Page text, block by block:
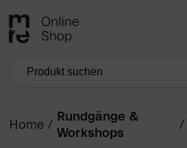
Home /
Rundgänge &
Workshops
/